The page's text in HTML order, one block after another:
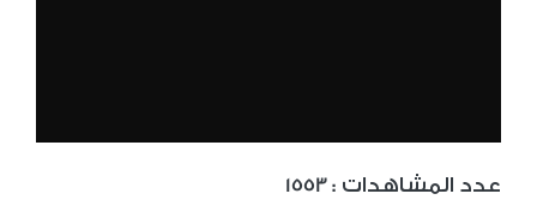
1553 : عدد المشاهدات